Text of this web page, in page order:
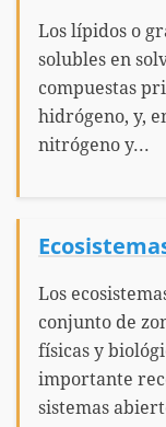
Los lípidos o
solubles en
compuestas
hidrógeno, y,
nitrógeno y...
Los
conjunto de
físicas y
importante
sistemas